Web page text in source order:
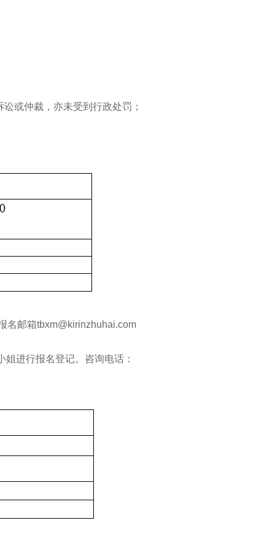
或仲裁，亦未受到行政处罚；
名邮箱tbxm@kirinzhuhai.com
进行报名登记。咨询电话：